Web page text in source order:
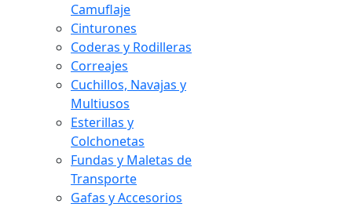
Camuflaje
Cinturones
Coderas y Rodilleras
Correajes
Cuchillos, Navajas y
Multiusos
Esterillas y
Colchonetas
Fundas y Maletas de
Transporte
Gafas y Accesorios